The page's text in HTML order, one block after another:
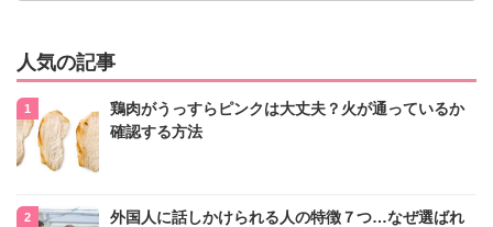
人気の記事
鶏肉がうっすらピンクは大丈夫？火が通っているか
確認する方法
外国人に話しかけられる人の特徴７つ…なぜ選ばれ